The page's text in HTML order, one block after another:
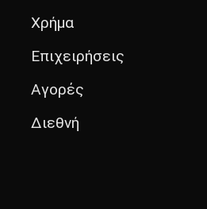
Χρήμα
Επιχειρήσεις
Αγορές
Διεθνή